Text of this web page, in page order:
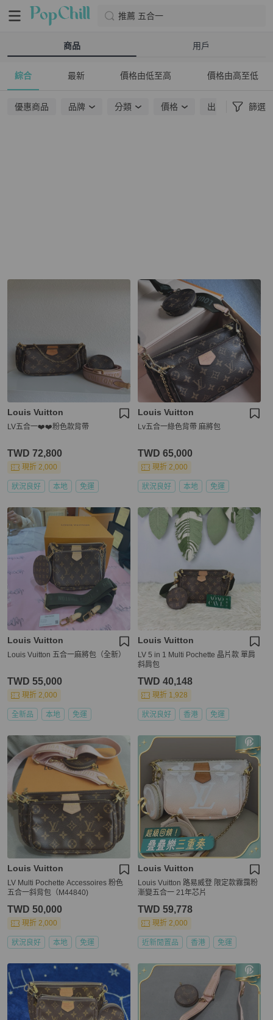
推薦 五合一
商品 用戶
綜合 最新 價格由低至高 價格由高至低
優惠商品 品牌 分類 價格 出貨地點 篩選
Louis Vuitton
LV五合一❤️❤️粉色款背帶
TWD 72,800
現折 2,000
狀況良好 本地 免運
Louis Vuitton
Lv五合一綠色背帶 麻將包
TWD 65,000
現折 2,000
狀況良好 本地 免運
Louis Vuitton
Louis Vuitton 五合一麻將包（全新）
TWD 55,000
現折 2,000
全新品 本地 免運
Louis Vuitton
LV 5 in 1 Multi Pochette 晶片款 單肩
斜肩包
TWD 40,148
現折 1,928
狀況良好 香港 免運
Louis Vuitton
LV Multi Pochette Accessoires 粉色
五合一斜背包（M44840)
TWD 50,000
現折 2,000
狀況良好 本地 免運
Louis Vuitton
Louis Vuitton 路易威登 限定款霧靄粉
漸變五合一 21年芯片
TWD 59,778
現折 2,000
近新閒置品 香港 免運